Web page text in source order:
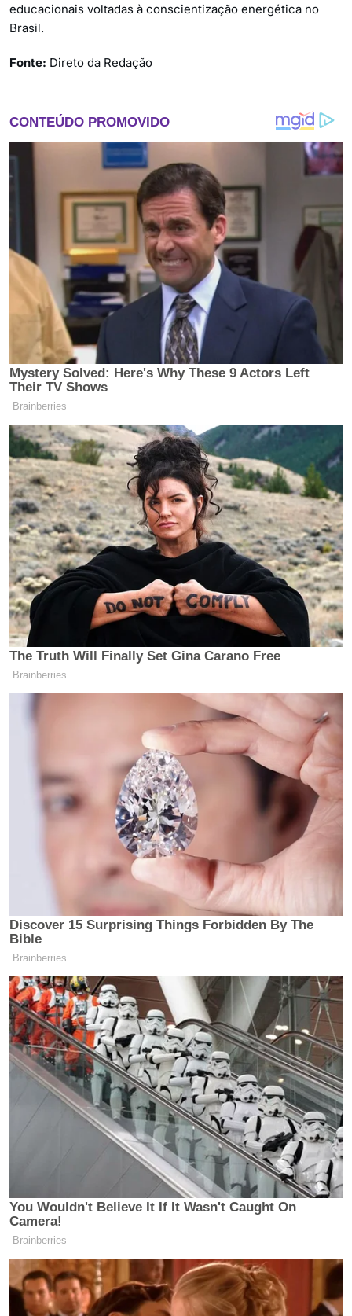
educacionais voltadas à conscientização energética no
Brasil.
Fonte: Direto da Redação